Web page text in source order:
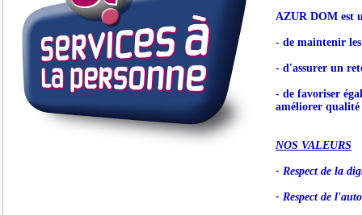
AZUR DOM est
- de maintenir les
- d'assurer un
- de favoriser
améliorer
NOS VALEURS
- Respect de la
- Respect de